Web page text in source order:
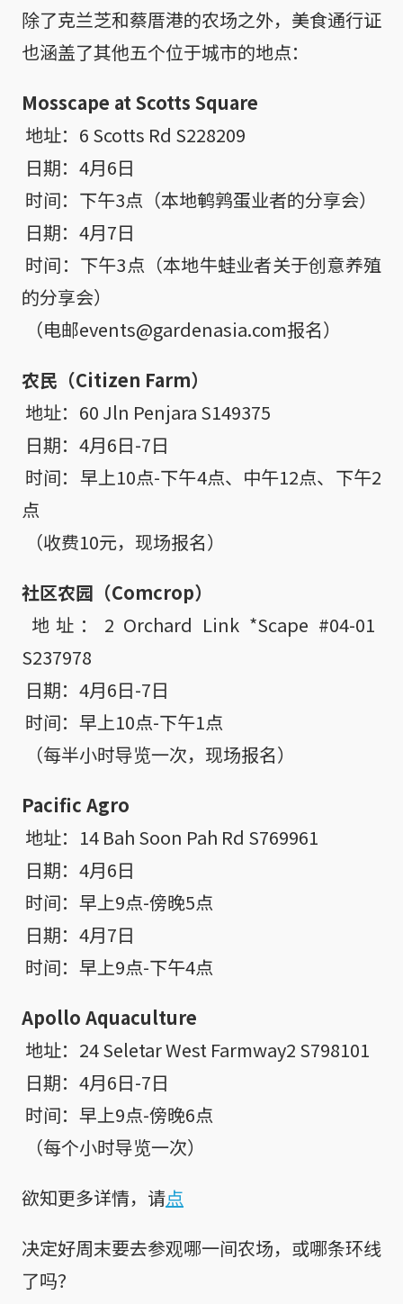
除了克兰芝和蔡厝港的农场之外，美食通行证
也涵盖了其他五个位于城市的地点：
Mosscape at Scotts Square
的分享会）
（电邮events@gardenasia.com报名）
农民（Citizen Farm）
点
（收费10元，现场报名）
社区农园（Comcrop）
S237978
（每半小时导览一次，现场报名）
Pacific Agro
时间：早上9点-下午4点
Apollo Aquaculture
（每个小时导览一次）
欲知更多详情，请点
决定好周末要去参观哪一间农场，或哪条环线
了吗？